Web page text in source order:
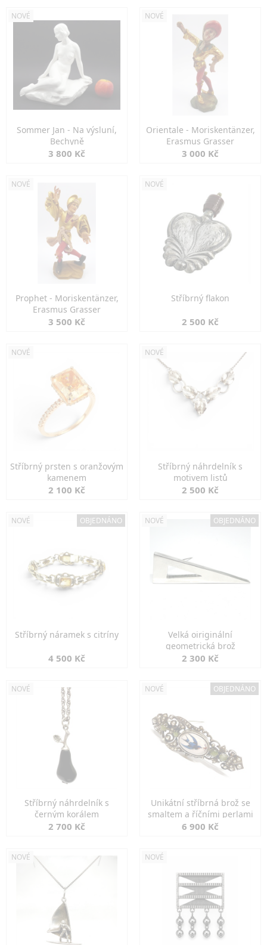
NOVÉ
Sommer Jan - Na výsluní,
Bechyně
3 800 Kč
NOVÉ
Orientale - Moriskentänzer,
Erasmus Grasser
3 000 Kč
NOVÉ
Prophet - Moriskentänzer,
Erasmus Grasser
3 500 Kč
NOVÉ
Stříbrný flakon
2 500 Kč
NOVÉ
Stříbrný prsten s oranžovým
kamenem
2 100 Kč
NOVÉ
Stříbrný náhrdelník s
motivem listů
2 500 Kč
NOVÉ OBJEDNÁNO
Stříbrný náramek s citríny
4 500 Kč
NOVÉ OBJEDNÁNO
Velká oiriginální
geometrická brož
2 300 Kč
NOVÉ
Stříbrný náhrdelník s
černým korálem
2 700 Kč
NOVÉ OBJEDNÁNO
Unikátní stříbrná brož se
smaltem a říčními perlami
6 900 Kč
NOVÉ NOVÉ